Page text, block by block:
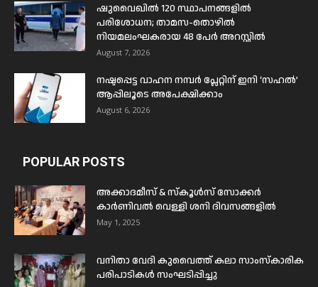
ഷുവൈഖിൽ 120 സ്ഥാപനങ്ങളിൽ
പരിശോധന; താമസ-തൊഴിൽ
നിയമലംഘകരായ 48 പേർ അറസ്റ്റിൽ
August 7, 2026
നഷ്ടപ്പെട്ട വാഹന നമ്പർ പ്ലേറ്റിന് ഇനി ‘സഹൽ’
ആപ്പിലൂടെ അപേക്ഷിക്കാം
August 6, 2026
POPULAR POSTS
അക്കാദമീസ് & സ്കൂൾസ് സോക്കർ
കാർണിവൽ വെള്ളി ശനി ദിവസങ്ങളിൽ
May 1, 2025
വനിതാ വേദി കുവൈത്ത് കലാ സാംസ്കാരിക
പരിപാടികൾ സംഘടിപ്പിച്ചു